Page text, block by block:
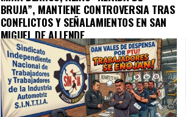
BRUJA”, MANTIENE CONTROVERSIA TRAS
CONFLICTOS Y SEÑALAMIENTOS EN SAN
MIGUEL DE ALLENDE